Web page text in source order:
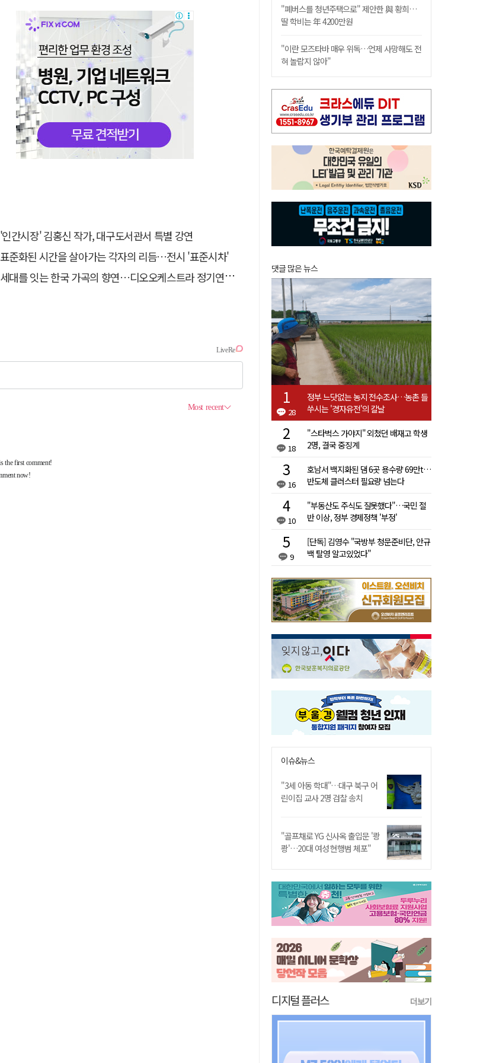
'인간시장' 김홍신 작가, 대구도서관서 특별 강연
표준화된 시간을 살아가는 각자의 리듬…전시 '표준시차'
세대를 잇는 한국 가곡의 향연…디오오케스트라 정기연주회 '노래의 날개 위에'
"폐버스를 청년주택으로" 제안한 與 황희…
딸 학비는 年 4200만원
"이란 모즈타바 매우 위독…언제 사망해도 전
혀 놀랍지 않아"
댓글 많은 뉴스
28
정부 느닷없는 농지 전수조사…농촌 들
쑤시는 '경자유전'의 칼날
18
"스타벅스 가야지" 외쳤던 배재고 학생
2명, 결국 중징계
16
호남서 백지화된 댐 6곳 용수량 69만t…
반도체 클러스터 필요량 넘는다
10
"부동산도 주식도 잘못했다"…국민 절
반 이상, 정부 경제정책 '부정'
9
[단독] 김영수 "국방부 청문준비단, 안규
백 탈영 알고있었다"
이슈&뉴스
"3세 아동 학대"…대구 북구 어
린이집 교사 2명 검찰 송치
"골프채로 YG 신사옥 출입문 '쾅
쾅'…20대 여성 현행범 체포"
디지털 플러스 더보기